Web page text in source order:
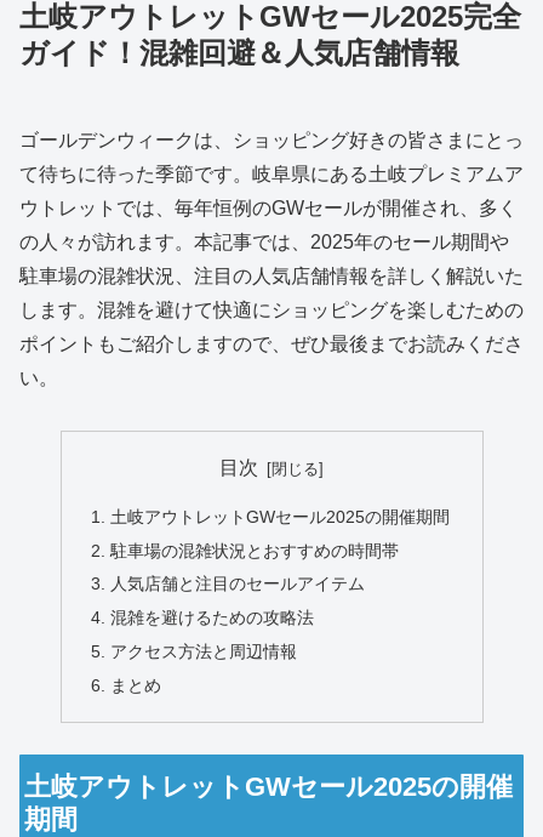
土岐アウトレットGWセール2025完全
ガイド！混雑回避＆人気店舗情報
ゴールデンウィークは、ショッピング好きの皆さまにとっ
て待ちに待った季節です。岐阜県にある土岐プレミアムア
ウトレットでは、毎年恒例のGWセールが開催され、多く
の人々が訪れます。本記事では、2025年のセール期間や
駐車場の混雑状況、注目の人気店舗情報を詳しく解説いた
します。混雑を避けて快適にショッピングを楽しむための
ポイントもご紹介しますので、ぜひ最後までお読みくださ
い。
目次
土岐アウトレットGWセール2025の開催期間
駐車場の混雑状況とおすすめの時間帯
人気店舗と注目のセールアイテム
混雑を避けるための攻略法
アクセス方法と周辺情報
まとめ
土岐アウトレットGWセール2025の開催
期間